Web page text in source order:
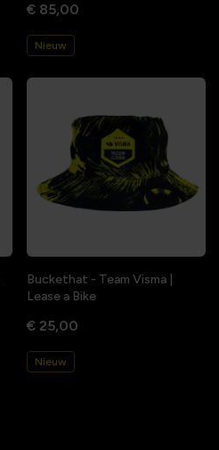
€ 85,00
Nieuw
Buckethat - Team Visma |
Lease a Bike
€ 25,00
Nieuw